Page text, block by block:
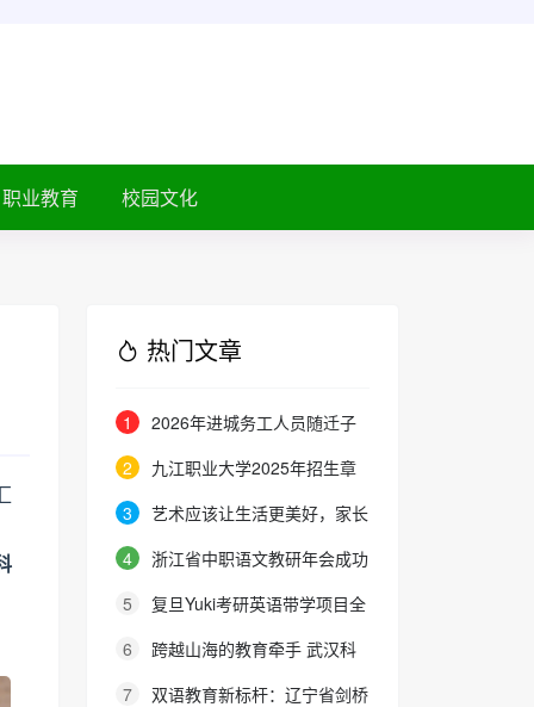
职业教育 校园文化
热门文章
1
2026年进城务工人员随迁子
女在京参加高等职业学校招生考试
2
九江职业大学2025年招生章
程
3
艺术应该让生活更美好，家长
的态度就是最好的审美教育！
4
浙江省中职语文教研年会成功
举办：聚焦素养本位，共探职教语
5
复旦Yuki考研英语带学项目全
新升级：27班型满足多元需求，协
6
跨越山海的教育牵手 武汉科
大联合西班牙顶尖名校办学院，首
7
双语教育新标杆：辽宁省剑桥